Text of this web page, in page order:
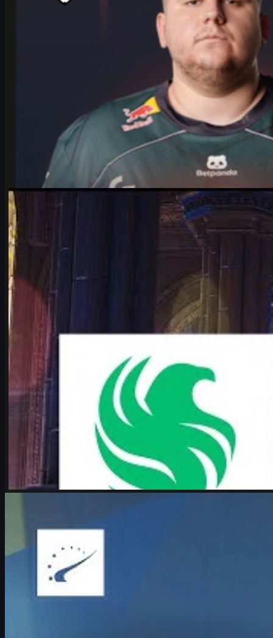
porMichael
Counter-Strike 2junio 17, 2026
Falcons vs Vitality: el duelo CS2 que define el Major
Análisis profundo del Falcons vs Vitality en IEM Cologne Major
2026: historia, claves tácticas, karrigan vs ropz y cómo vivir el
partido como fan de CS2.
junio 17, 2026
Michael
Johnson
Counter-Strike 2junio 17, 2026
Boombl4 y su renacer en CS2: Counter-Strike lo es
Entrevista a Boombl4 en el Major de IEM Cologne 2026: su
regreso a la élite de CS2, liderazgo en BetBoom, futuro
competitivo y consejos para jugadores.